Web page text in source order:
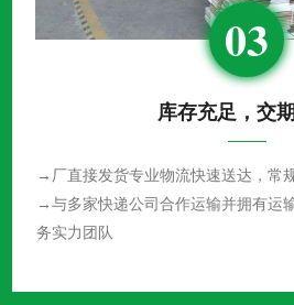
03
库存充足，交
→厂直接发货专业物流快速送达，常
→与多家快递公司合作运输并拥有运
务实力团队